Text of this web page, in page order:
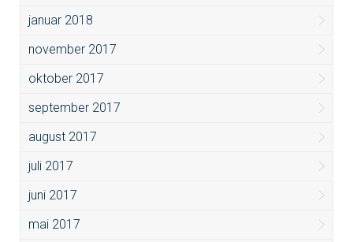
januar 2018
november 2017
oktober 2017
september 2017
august 2017
juli 2017
juni 2017
mai 2017